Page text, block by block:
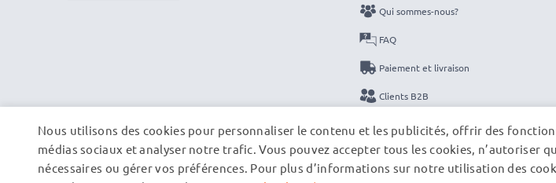
Qui sommes-nous?
FAQ
Paiement et livraison
Clients B2B
Catalogues
Contact
Nous utilisons des cookies pour personnaliser le contenu et les publicités, offrir des
médias sociaux et analyser notre trafic. Vous pouvez accepter tous les cookies, n’autoriser
nécessaires ou gérer vos préférences. Pour plus d’informations sur notre utilisation des